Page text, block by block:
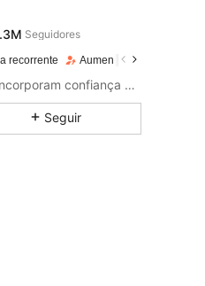
recorrente Aumento de seguidores
Destaque-se com itens essenciais que incorporam confiança e elegância
Seguir